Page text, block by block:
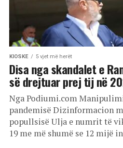
KIOSKE 5 vjet më herët
Disa nga skandalet e
së drejtuar prej tij në
Nga Podiumi.com
pandemisë Dizinformacion
popullsisë Ulja e numrit të
19 me më shumë se 12 mijë